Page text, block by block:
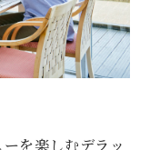
を楽しむデラッ